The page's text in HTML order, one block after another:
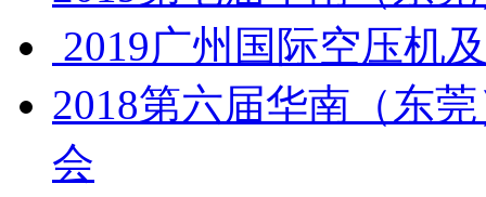
2019广州国际空压机
2018第六届华南（东
会